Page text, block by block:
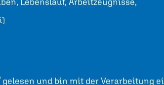
gelesen und bin mit der Verarbeitung